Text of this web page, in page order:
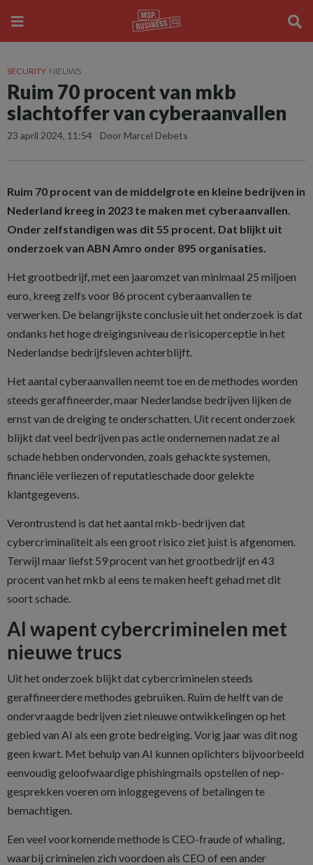
SECURITY NIEUWS
Ruim 70 procent van mkb
slachtoffer van cyberaanvallen
23 april 2024, 11:54 Door Marcel Debets
Ruim 70 procent van de middelgrote en kleine bedrijven in
Nederland kreeg in 2023 te maken met cyberaanvallen.
Onder zelfstandigen was dit 55 procent. Dat blijkt uit
onderzoek van ABN Amro onder 895 organisaties.
Het grootbedrijf, met een jaaromzet van minimaal 25 miljoen
euro, kreeg zelfs voor 86 procent cyberaanvallen te
verwerken. De belangrijkste conclusie uit het onderzoek is dat
ondanks het hoge dreigingsniveau de risicoperceptie in het
Nederlandse bedrijfsleven achterblijft.
Het aantal cyberaanvallen neemt toe en de methodes worden
steeds geraffineerder, maar Nederlandse bedrijven lijken de
ernst van de dreiging te onderschatten. Uit recent onderzoek
blijkt dat veel bedrijven pas actie ondernemen nadat ze al
schade hebben ondervonden, zoals gehackte systemen,
financiële verliezen of reputatieschade door gelekte
klantgegevens.
Verontrustend is dat het aantal mkb-bedrijven dat
cybercriminaliteit als een groot risico ziet juist is afgenomen.
Terwijl maar liefst 59 procent van het grootbedrijf en 43
procent van het mkb al eens te maken heeft gehad met dit
soort schade.
AI wapent cybercriminelen met
nieuwe trucs
Uit het onderzoek blijkt dat cybercriminelen steeds
geraffineerdere methodes gebruiken. Ruim de helft van de
ondervraagde bedrijven ziet nieuwe ontwikkelingen op het
gebied van AI als een grote bedreiging. Vorig jaar was dit nog
geen kwart. Met behulp van AI kunnen oplichters bijvoorbeeld
eenvoudig geloofwaardige phishingmails opstellen of nep-
gesprekken voeren om inloggegevens of betalingen te
bemachtigen.
Een veel voorkomende methode is CEO-fraude of whaling,
waarbij criminelen zich voordoen als CEO of een ander